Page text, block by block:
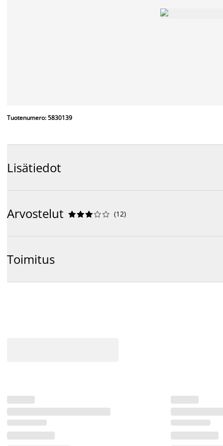
Tuotenumero: 5830139
Lisätiedot
Arvostelut 




 (12)
Toimitus